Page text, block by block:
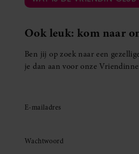
Ook leuk: kom naar
Ben jij op zoek naar een
je dan aan voor onze
E-mailadres
Wachtwoord